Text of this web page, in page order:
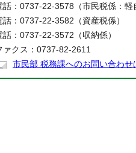
話：0737-22-3578（市民税係：軽
話：0737-22-3582（資産税係）
話：0737-22-3572（収納係）
ァクス：0737-82-2611
市民部 税務課へのお問い合わせ